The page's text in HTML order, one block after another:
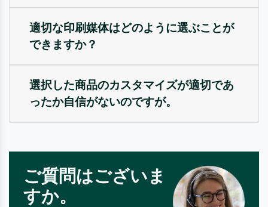
適切な印刷媒体はどのように選ぶことが
できますか？
選択した商品のカスタマイズが適切であ
ったか自信がないのですが。
ご質問はございま
すか。